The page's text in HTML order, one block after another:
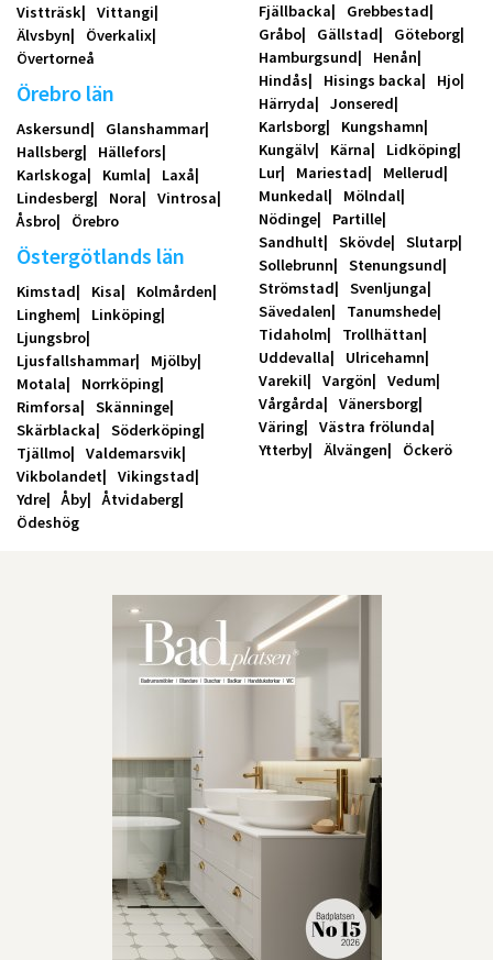
Vistträsk
Vittangi
Älvsbyn
Överkalix
Övertorneå
Örebro län
Askersund
Glanshammar
Hallsberg
Hällefors
Karlskoga
Kumla
Laxå
Lindesberg
Nora
Vintrosa
Åsbro
Örebro
Östergötlands län
Kimstad Kisa
Kolmården
Linghem
Linköping
Ljungsbro
Ljusfallshammar
Mjölby
Motala
Norrköping
Rimforsa
Skänninge
Skärblacka
Söderköping
Tjällmo
Valdemarsvik
Vikbolandet
Vikingstad
Ydre
Åby
Åtvidaberg
Ödeshög
Fjällbacka
Grebbestad
Gråbo
Gällstad
Göteborg
Hamburgsund
Henån
Hindås
Hisings backa
Hjo
Härryda
Jonsered
Karlsborg
Kungshamn
Kungälv
Kärna
Lidköping
Lur
Mariestad
Mellerud
Munkedal
Mölndal
Nödinge
Partille
Sandhult
Skövde
Slutarp
Sollebrunn
Stenungsund
Strömstad
Svenljunga
Sävedalen
Tanumshede
Tidaholm
Trollhättan
Uddevalla
Ulricehamn
Varekil
Vargön
Vedum
Vårgårda
Vänersborg
Väring
Västra frölunda
Ytterby
Älvängen Öckerö